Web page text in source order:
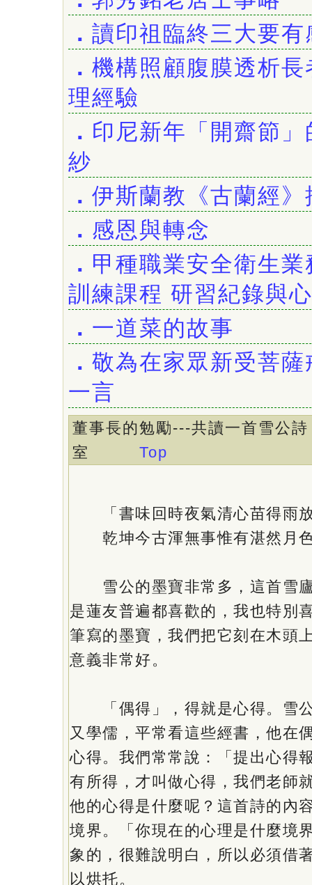
． 讀印祖臨終三大要有
． 機構照顧腹膜透析長
理經驗
． 印尼新年「開齋節
紗
． 伊斯蘭教《古蘭經》
． 感恩與轉念
． 甲種職業安全衛生業
訓練課程 研習紀錄與
． 一道菜的故事
． 敬為在家眾新受菩薩
一言
董事長的勉勵---共讀一首雪公
室 Top
「書味回時夜氣清心苗得雨
乾坤今古渾無事惟有湛然月
雪公的墨寶非常多，這首雪
是蓮友普遍都喜歡的，我也特別
筆寫的墨寶，我們把它刻在木頭
意義非常好。
「偶得」，得就是心得。雪
又學儒，平常看這些經書，他在
心得。我們常常說：「提出心得
有所得，才叫做心得，我們老師
他的心得是什麼呢？這首詩的內
境界。「你現在的心理是什麼境
象的，很難說明白，所以必須借
以烘托。